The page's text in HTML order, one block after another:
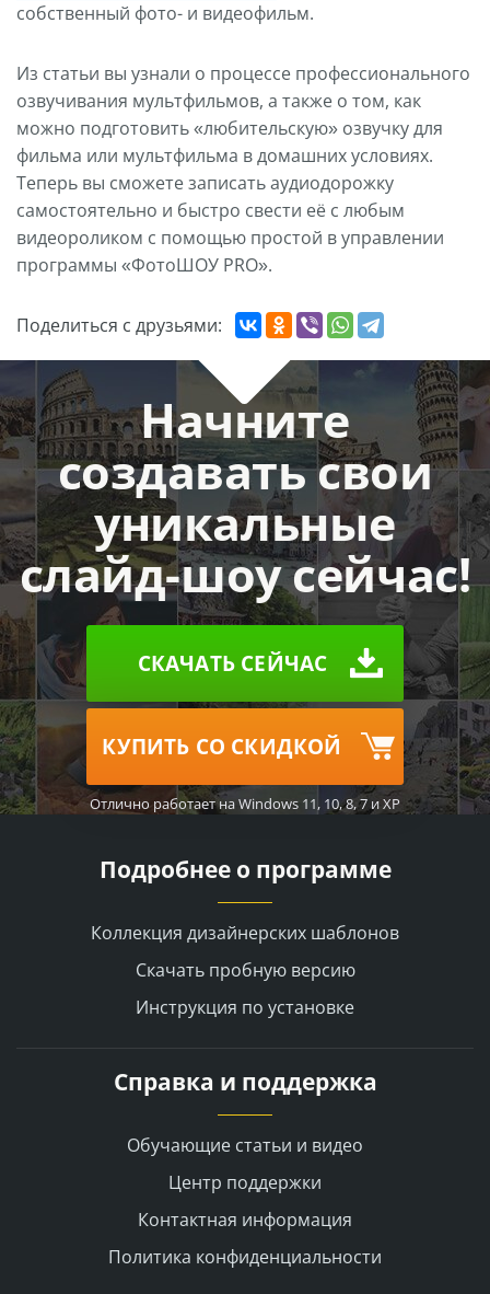
собственный фото- и видеофильм.
Из статьи вы узнали о процессе профессионального
озвучивания мультфильмов, а также о том, как
можно подготовить «любительскую» озвучку для
фильма или мультфильма в домашних условиях.
Теперь вы сможете записать аудиодорожку
самостоятельно и быстро свести её с любым
видеороликом с помощью простой в управлении
программы «ФотоШОУ PRO».
Поделиться с друзьями:
Начните
создавать свои
уникальные
слайд-шоу сейчас!
СКАЧАТЬ СЕЙЧАС
КУПИТЬ СО СКИДКОЙ
Отлично работает на Windows 11, 10, 8, 7 и XP
Подробнее о программе
Коллекция дизайнерских шаблонов
Скачать пробную версию
Инструкция по установке
Справка и поддержка
Обучающие статьи и видео
Центр поддержки
Контактная информация
Политика конфиденциальности